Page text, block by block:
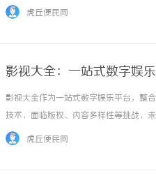
虎丘便民网
影视大全：一站式数字娱
影视大全作为一站式数字娱乐平台，整
技术，面临版权、内容多样性等挑战，
虎丘便民网
解